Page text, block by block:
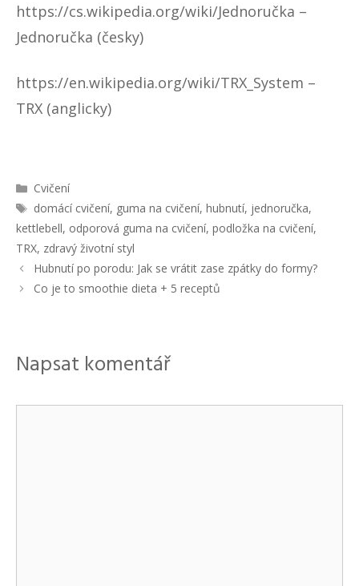
https://cs.wikipedia.org/wiki/Jednoručka –
Jednoručka (česky)
https://en.wikipedia.org/wiki/TRX_System –
TRX (anglicky)
R
u
b
r
i
k
y
Cvičení
Š
t
t
k
y
domácí cvičení, guma na cvičení,hubnutí, jednoručka,
kettlebell, odporová guma na cvičení, podložka na cvičení,
TRX, zdravý životní styl
N
a
c
p
Hubnutí po porodu: Jak se vrátit zase zpátky do formy?
Co je to smoothie dieta + 5 receptů
Napsat komentář